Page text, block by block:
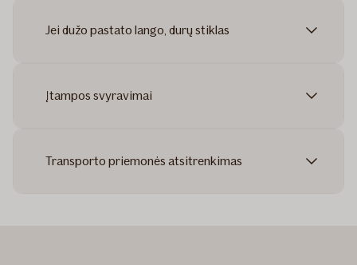
Jei dužo pastato lango, durų stiklas
Įtampos svyravimai
Transporto priemonės atsitrenkimas